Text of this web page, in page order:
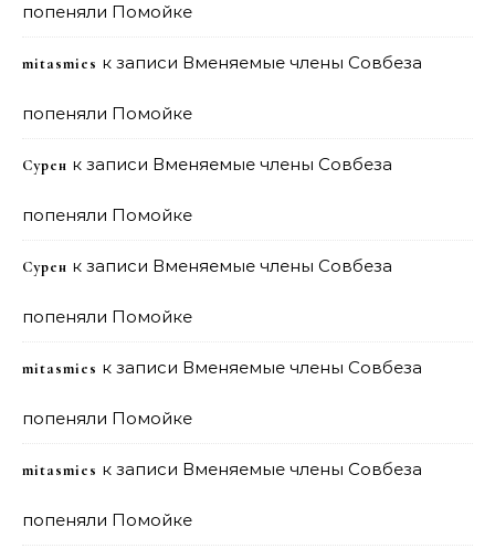
попеняли Помойке
mitasmies к записи Вменяемые члены Совбеза
попеняли Помойке
Сурен к записи Вменяемые члены Совбеза
попеняли Помойке
Сурен к записи Вменяемые члены Совбеза
попеняли Помойке
mitasmies к записи Вменяемые члены Совбеза
попеняли Помойке
mitasmies к записи Вменяемые члены Совбеза
попеняли Помойке